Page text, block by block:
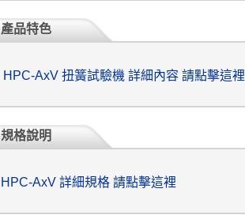
產品特色
HPC-AxV 扭簧試驗機 詳細內容 請點擊這裡
規格說明
HPC-AxV 詳細規格 請點擊這裡